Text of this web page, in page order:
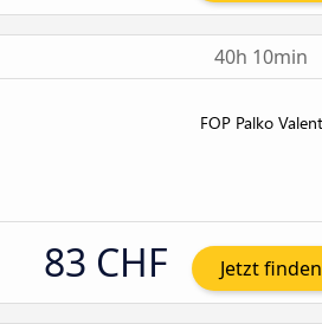
40h 10min
83 CHF Jetzt finden